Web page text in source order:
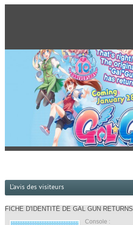
L'avis des visiteurs
FICHE D'IDENTITÉ DE GAL GUN RETURNS
Console :